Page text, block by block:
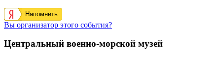
Напомнить
Вы организатор этого события?
Центральный военно-морской музей